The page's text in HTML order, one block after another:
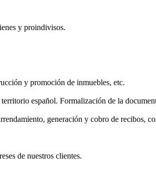
y proindivisos.
y promoción de inmuebles, etc.
español. Formalización de la
generación y cobro de recibos,
de nuestros clientes.